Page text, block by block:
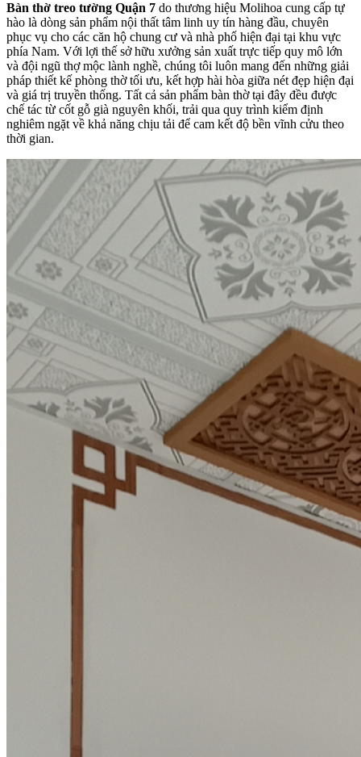
Bàn thờ treo tường Quận 7 do thương hiệu Molihoa cung cấp tự
hào là dòng sản phẩm nội thất tâm linh uy tín hàng đầu, chuyên
phục vụ cho các căn hộ chung cư và nhà phố hiện đại tại khu vực
phía Nam. Với lợi thế sở hữu xưởng sản xuất trực tiếp quy mô lớn
và đội ngũ thợ mộc lành nghề, chúng tôi luôn mang đến những giải
pháp thiết kế phòng thờ tối ưu, kết hợp hài hòa giữa nét đẹp hiện đại
và giá trị truyền thống. Tất cả sản phẩm bàn thờ tại đây đều được
chế tác từ cốt gỗ già nguyên khối, trải qua quy trình kiểm định
nghiêm ngặt về khả năng chịu tải để cam kết độ bền vĩnh cửu theo
thời gian.